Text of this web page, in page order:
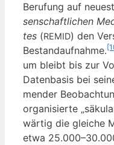
Beru­fung auf
sen­schaft­li­chen
tes (REMID) den
Bestand­auf­nah­me.
um bleibt bis zur
Daten­ba­sis bei
men­der
orga­ni­sier­te
wär­tig die glei­che
etwa